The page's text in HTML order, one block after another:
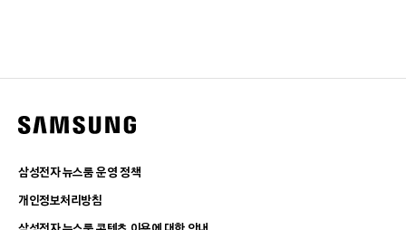
삼성전자 뉴스룸 운영 정책
개인정보처리방침